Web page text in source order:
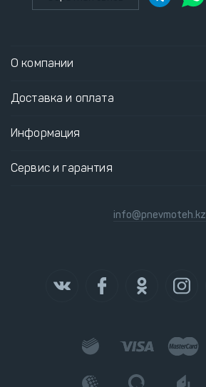
О компании
Доставка и оплата
Информация
Сервис и гарантия
info@pnevmoteh.kz